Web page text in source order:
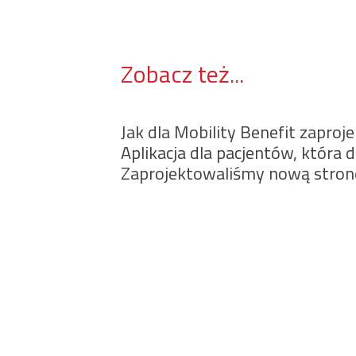
Zobacz też...
Jak dla Mobility Benefit
Aplikacja dla pacjentów, która
Zaprojektowaliśmy nową